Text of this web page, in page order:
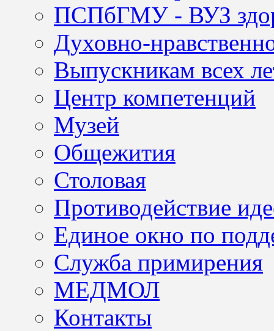
ПСПбГМУ - ВУЗ
Духовно-
Выпускникам всех
Центр компетенций
Музей
Общежития
Столовая
Противодействие
Единое окно по
Служба примирения
МЕДМОЛ
Контакты